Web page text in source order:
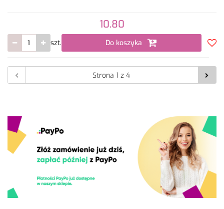
10.80
szt. Do koszyka